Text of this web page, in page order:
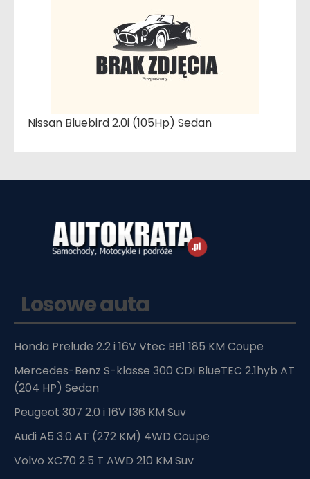
Nissan Bluebird 2.0i (105Hp) Sedan
Losowe auta
Honda Prelude 2.2 i 16V Vtec BB1 185 KM Coupe
Mercedes-Benz S-klasse 300 CDI BlueTEC 2.1hyb AT
(204 HP) Sedan
Peugeot 307 2.0 i 16V 136 KM Suv
Audi A5 3.0 AT (272 KM) 4WD Coupe
Volvo XC70 2.5 T AWD 210 KM Suv